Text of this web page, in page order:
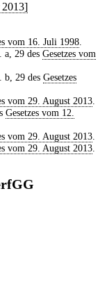
2013]
vom 16. Juli 1998.
29 des Gesetzes vom
b, 29 des Gesetzes
vom 29. August 2013.
Gesetzes vom 12.
vom 29. August 2013.
vom 29. August 2013.